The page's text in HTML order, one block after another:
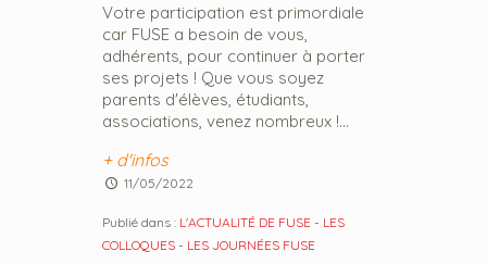
Votre participation est primordiale
car FUSE a besoin de vous,
adhérents, pour continuer à porter
ses projets ! Que vous soyez
parents d'élèves, étudiants,
associations, venez nombreux !...
+ d'infos
11/05/2022
Publié dans : L'ACTUALITÉ DE FUSE - LES
COLLOQUES - LES JOURNÉES FUSE